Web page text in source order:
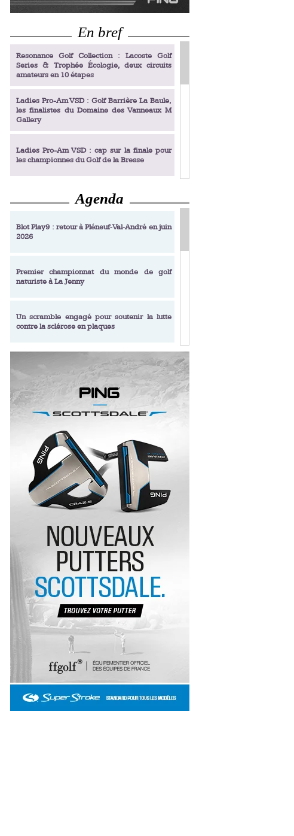
En bref
Resonance Golf Collection : Lacoste Golf
Series & Trophée Écologie, deux circuits
amateurs en 10 étapes
Ladies Pro-Am VSD : Golf Barrière La Baule,
les finalistes du Domaine des Vanneaux M
Gallery
Ladies Pro-Am VSD : cap sur la finale pour
les championnes du Golf de la Bresse
Ladies Pro-Am VSD : Golf du Prieuré, elles
décrochent leur billet pour la finale
Enfin un livre de golf pensé pour les femmes
Ladies Pro-Am VSD : les premières
Académie Golf Barrière Julien Xanthopoulos,
Amundi Evian Championship, de nouvelles
expériences immersives
Evian Resort Golf Club : Saison 2 du
Programme Performance
Agenda
Blot Play9 : retour à Pléneuf‑Val‑André en juin
2026
Premier championnat du monde de golf
naturiste à La Jenny
Un scramble engagé pour soutenir la lutte
contre la sclérose en plaques
Series & Trophée Écologie, deux circuits
amateurs en 10 étapes
Royal Air Maroc Golf & Padel Cup : le nouvel
event sport et networking
LPGA Tour 2026 : une saison record pour le
golf féminin
Ladies European Tour 2026 : une saison
historique sur cinq continents
Debout en Bouts prolonge la Fashion Week à
Roland-Garros
Lacoste Ladies Open 2025 : Céline Boutier
de retour à Deauville
Aphrodite Hills Team Cup 2025 : de retour a
Chypre